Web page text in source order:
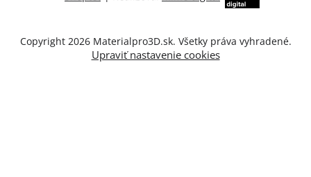
Copyright 2026 Materialpro3D.sk. Všetky práva vyhradené.
Upraviť nastavenie cookies